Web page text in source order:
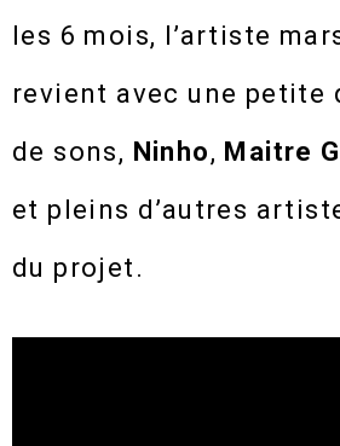
les 6 mois, l’artiste
revient avec une petite
de sons, Ninho, Maitre
et pleins d’autres
du projet.